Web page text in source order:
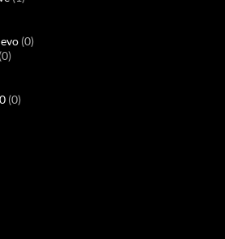
(0)
(0)
(0)